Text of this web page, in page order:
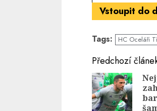
Vstoupit do
Tags: HC Oceláři
Continue
Reading
Předchozí